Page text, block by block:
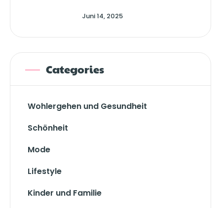
Juni 14, 2025
Categories
Wohlergehen und Gesundheit
Schönheit
Mode
Lifestyle
Kinder und Familie